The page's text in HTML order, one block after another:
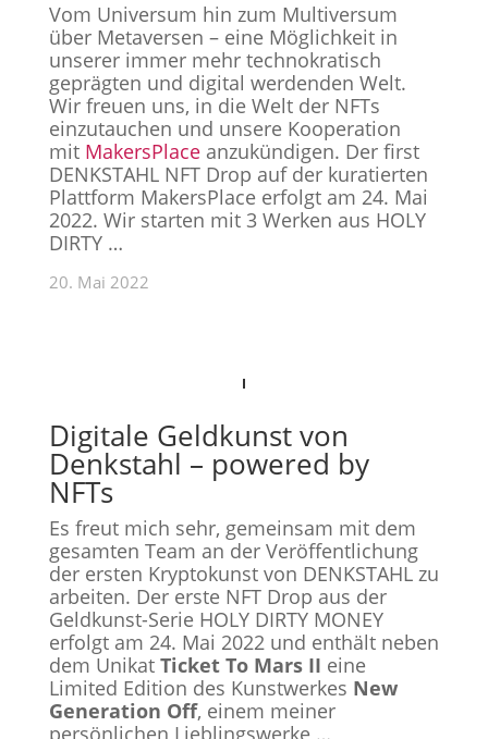
Vom Universum hin zum Multiversum
über Metaversen – eine Möglichkeit in
unserer immer mehr technokratisch
geprägten und digital werdenden Welt.
Wir freuen uns, in die Welt der NFTs
einzutauchen und unsere Kooperation
mit MakersPlace anzukündigen. Der first
DENKSTAHL NFT Drop auf der kuratierten
Plattform MakersPlace erfolgt am 24. Mai
2022. Wir starten mit 3 Werken aus HOLY
DIRTY…
20. Mai 2022
Digitale Geldkunst von
Denkstahl – powered by
NFTs
Es freut mich sehr, gemeinsam mit dem
gesamten Team an der Veröffentlichung
der ersten Kryptokunst von DENKSTAHL zu
arbeiten. Der erste NFT Drop aus der
Geldkunst-Serie HOLY DIRTY MONEY
erfolgt am 24. Mai 2022 und enthält neben
dem Unikat Ticket To Mars II eine
Limited Edition des Kunstwerkes New
Generation Off, einem meiner
persönlichen Lieblingswerke …